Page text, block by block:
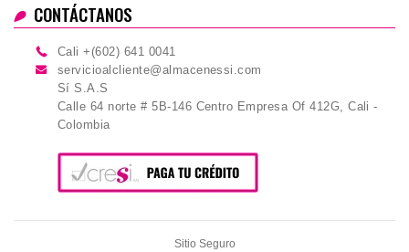
CONTÁCTANOS
Cali +(602) 641 0041
servicioalcliente@almacenessi.com
Sí S.A.S
Calle 64 norte # 5B-146 Centro Empresa Of 412G, Cali -
Colombia
Sitio Seguro